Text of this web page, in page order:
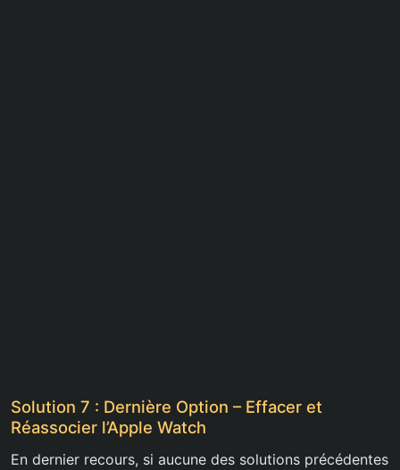
Solution 7 : Dernière Option – Effacer et
Réassocier l’Apple Watch
En dernier recours, si aucune des solutions précédentes